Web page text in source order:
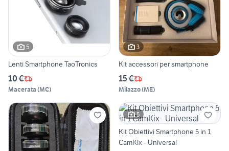
5
Lenti Smartphone TaoTronics
10 €
Macerata (MC)
3
Kit accessori per smartphone
15 €
Milazzo(ME)
5
Kit Obiettivi Smartphone 5 in 1
CamKix - Universal